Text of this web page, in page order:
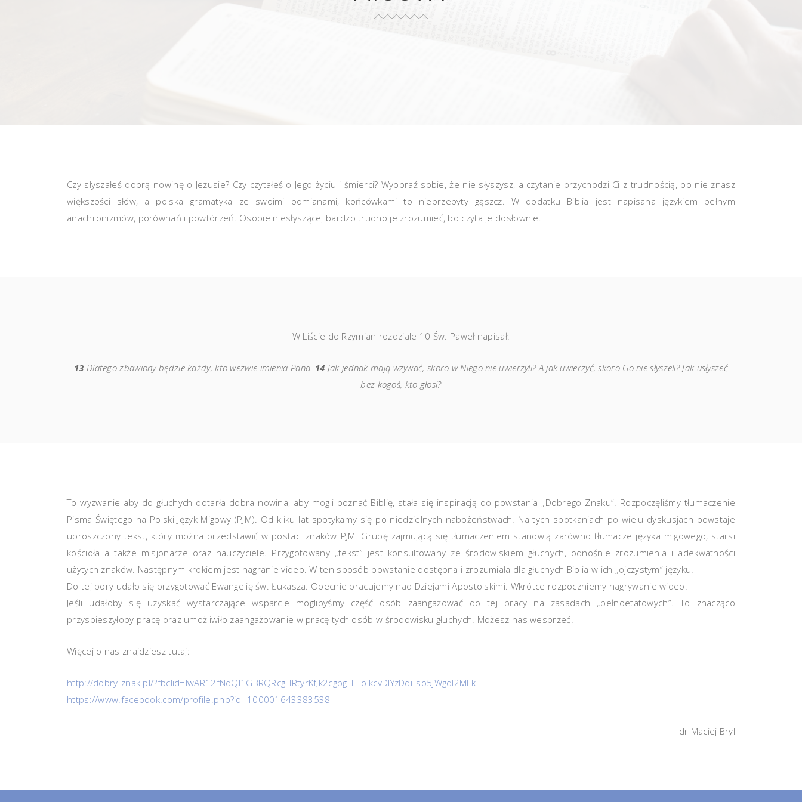
Czy słyszałeś dobrą nowinę o Jezusie? Czy czytałeś o Jego życiu i śmierci? Wyobraź sobie, że nie słyszysz, a czytanie przychodzi Ci z trudnością, bo nie znasz
większości słów, a polska gramatyka ze swoimi odmianami, końcówkami to nieprzebyty gąszcz. W dodatku Biblia jest napisana językiem pełnym
anachronizmów, porównań i powtórzeń. Osobie niesłyszącej bardzo trudno je zrozumieć, bo czyta je dosłownie.
W Liście do Rzymian rozdziale 10 Św. Paweł napisał:
13 Dlatego zbawiony będzie każdy, kto wezwie imienia Pana. 14 Jak jednak mają wzywać, skoro w Niego nie uwierzyli? A jak uwierzyć, skoro Go nie słyszeli? Jak usłyszeć
bez kogoś, kto głosi?
To wyzwanie aby do głuchych dotarła dobra nowina, aby mogli poznać Biblię, stała się inspiracją do powstania „Dobrego Znaku”. Rozpoczęliśmy tłumaczenie
Pisma Świętego na Polski Język Migowy (PJM). Od kliku lat spotykamy się po niedzielnych nabożeństwach. Na tych spotkaniach po wielu dyskusjach powstaje
uproszczony tekst, który można przedstawić w postaci znaków PJM. Grupę zajmującą się tłumaczeniem stanowią zarówno tłumacze języka migowego, starsi
kościoła a także misjonarze oraz nauczyciele. Przygotowany „tekst” jest konsultowany ze środowiskiem głuchych, odnośnie zrozumienia i adekwatności
użytych znaków. Następnym krokiem jest nagranie video. W ten sposób powstanie dostępna i zrozumiała dla głuchych Biblia w ich „ojczystym” języku.
Do tej pory udało się przygotować Ewangelię św. Łukasza. Obecnie pracujemy nad Dziejami Apostolskimi. Wkrótce rozpoczniemy nagrywanie wideo.
Jeśli udałoby się uzyskać wystarczające wsparcie moglibyśmy część osób zaangażować do tej pracy na zasadach „pełnoetatowych”. To znacząco
przyspieszyłoby pracę oraz umożliwiło zaangażowanie w pracę tych osób w środowisku głuchych. Możesz nas wesprzeć.
Więcej o nas znajdziesz tutaj:
http://dobry-znak.pl/?fbclid=IwAR12fNqQl1GBRQRcgHRtyrKfJk2cgbgHF_oikcvDlYzDdi_so5jWgqI2MLk
https://www.facebook.com/profile.php?id=100001643383538
dr Maciej Bryl